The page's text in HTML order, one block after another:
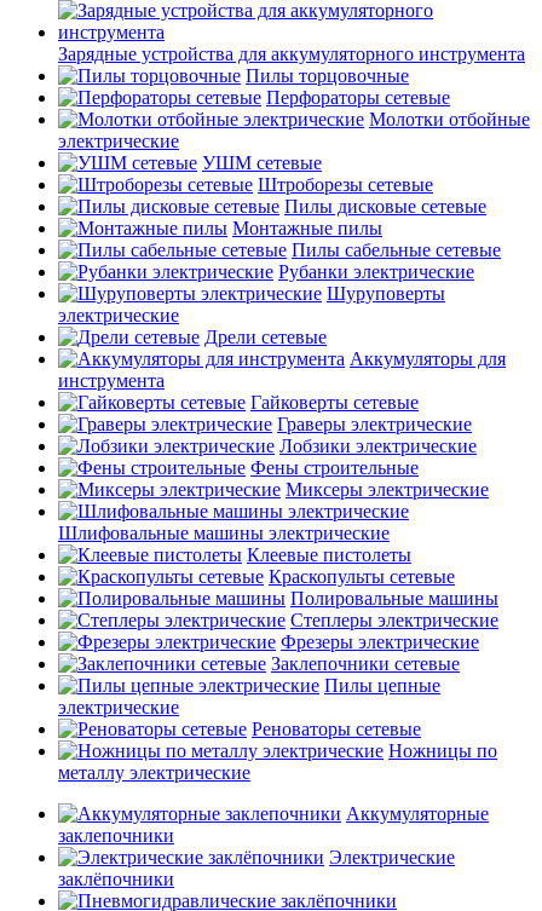
Зарядные устройства для аккумуляторного инструмента
Пилы торцовочные
Перфораторы сетевые
Молотки отбойные
электрические
УШМ сетевые
Штроборезы сетевые
Пилы дисковые сетевые
Монтажные пилы
Пилы сабельные сетевые
Рубанки электрические
Шуруповерты
электрические
Дрели сетевые
Аккумуляторы для
инструмента
Гайковерты сетевые
Граверы электрические
Лобзики электрические
Фены строительные
Миксеры электрические
Шлифовальные машины электрические
Клеевые пистолеты
Краскопульты сетевые
Полировальные машины
Степлеры электрические
Фрезеры электрические
Заклепочники сетевые
Пилы цепные
электрические
Реноваторы сетевые
Ножницы по
металлу электрические
Аккумуляторные
заклепочники
Электрические
заклёпочники